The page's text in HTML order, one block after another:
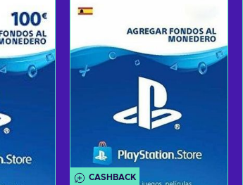
CASHBACK